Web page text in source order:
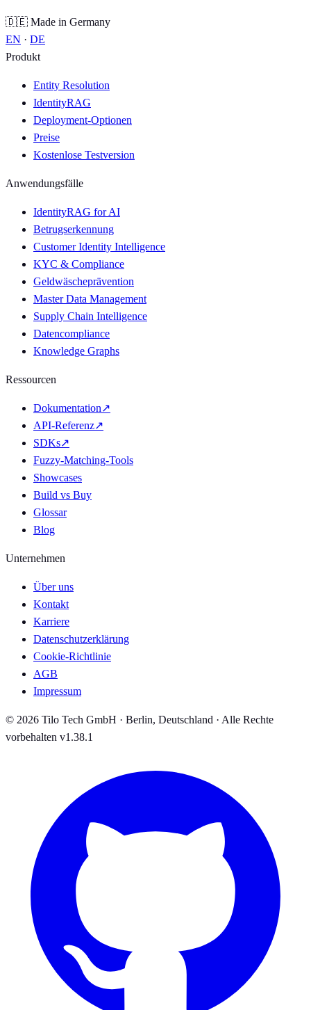
🇩🇪 Made in Germany
EN · DE
Produkt
Entity Resolution
IdentityRAG
Deployment-Optionen
Preise
Kostenlose Testversion
Anwendungsfälle
IdentityRAG for AI
Betrugserkennung
Customer Identity Intelligence
KYC & Compliance
Geldwäscheprävention
Master Data Management
Supply Chain Intelligence
Datencompliance
Knowledge Graphs
Ressourcen
Dokumentation↗
API-Referenz↗
SDKs↗
Fuzzy-Matching-Tools
Showcases
Build vs Buy
Glossar
Blog
Unternehmen
Über uns
Kontakt
Karriere
Datenschutzerklärung
Cookie-Richtlinie
AGB
Impressum
© 2026 Tilo Tech GmbH · Berlin, Deutschland · Alle Rechte
vorbehalten v1.38.1